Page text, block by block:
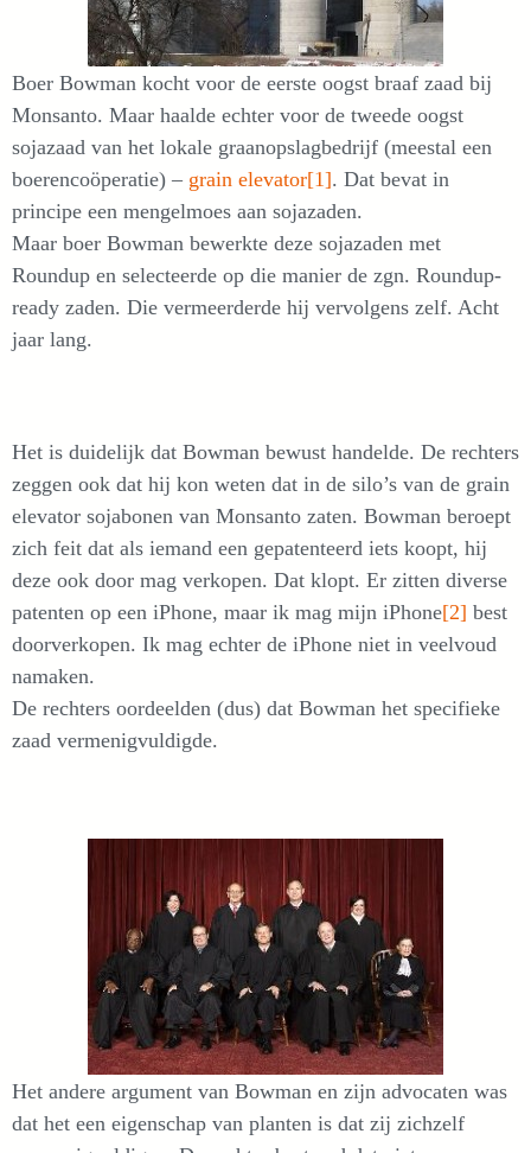
Boer Bowman kocht voor de eerste oogst braaf zaad bij
Monsanto. Maar haalde echter voor de tweede oogst
sojazaad van het lokale graanopslagbedrijf (meestal een
boerencoöperatie) – grain elevator[1]. Dat bevat in
principe een mengelmoes aan sojazaden.
Maar boer Bowman bewerkte deze sojazaden met
Roundup en selecteerde op die manier de zgn. Roundup-
ready zaden. Die vermeerderde hij vervolgens zelf. Acht
jaar lang.
Het is duidelijk dat Bowman bewust handelde. De rechters
zeggen ook dat hij kon weten dat in de silo’s van de grain
elevator sojabonen van Monsanto zaten. Bowman beroept
zich feit dat als iemand een gepatenteerd iets koopt, hij
deze ook door mag verkopen. Dat klopt. Er zitten diverse
patenten op een iPhone, maar ik mag mijn iPhone[2] best
doorverkopen. Ik mag echter de iPhone niet in veelvoud
namaken.
De rechters oordeelden (dus) dat Bowman het specifieke
zaad vermenigvuldigde.
Het andere argument van Bowman en zijn advocaten was
dat het een eigenschap van planten is dat zij zichzelf